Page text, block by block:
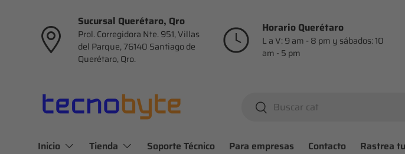
Ir al contenido
Sucursal Querétaro, Qro
Prol. Corregidora Nte. 951, Villas
del Parque, 76140 Santiago de
Querétaro, Qro.
Horario Querétaro
L a V: 9 am - 8 pm y sábados: 10
am - 5 pm
Buscar
Buscar
Inicio Tienda Soporte Técnico Para empresas Contacto Rastrea